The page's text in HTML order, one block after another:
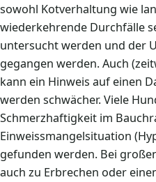
sowohl Kotverhaltung wie
wiederkehrende Durchfälle
untersucht werden und der
gegangen werden. Auch
kann ein Hinweis auf einen
werden schwächer. Viele
Schmerzhaftigkeit im
Einweissmangelsituation
gefunden werden. Bei
auch zu Erbrechen oder